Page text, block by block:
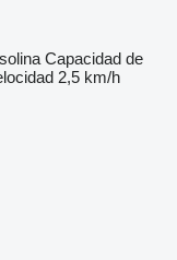
Capacidad de
2,5 km/h